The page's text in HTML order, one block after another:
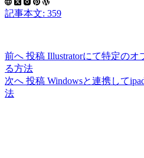
記事本文: 359
前へ 投稿 Illustratorにて特定の
る方法
次へ 投稿 Windowsと連携して
法